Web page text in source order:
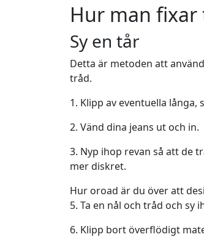
Hur man fixar
Sy en tår
Detta är metoden att
tråd.
1. Klipp av eventuella
2. Vänd dina jeans ut och in.
3. Nyp ihop revan så att de
mer diskret.
Hur oroad är du över att
5. Ta en nål och tråd och sy
6. Klipp bort överflödigt